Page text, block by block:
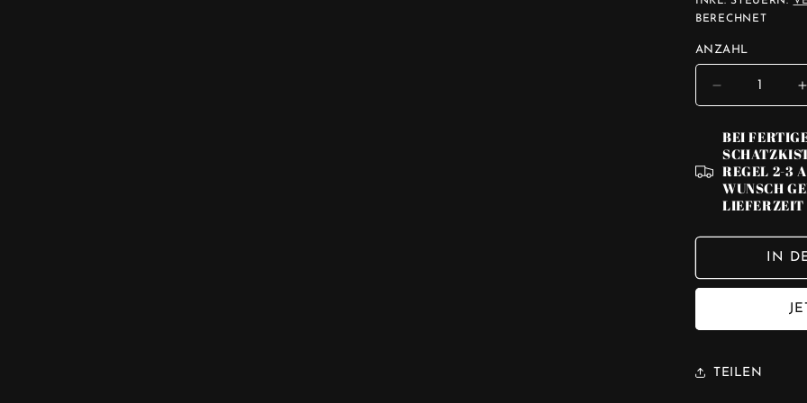
BERECHNET
ANZAHL
DIE
MENGE
FÜR
LITTLE
KING
👑
BEI
REGEL 2-3
WUNSCH
LIEFERZEIT
IN
TEILEN